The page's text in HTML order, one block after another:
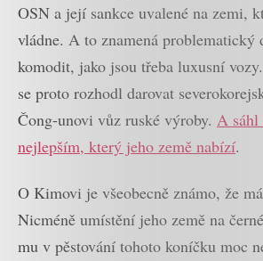
OSN a její sankce uvalené na zemi,
vládne. A to znamená problematický
komodit, jako jsou třeba luxusní
se proto rozhodl darovat
Čong-unovi vůz ruské výroby. A sáhl
nejlepším, který jeho země nabízí.
O Kimovi je všeobecně známo, že
Nicméně umístění jeho země na
mu v pěstování tohoto koníčku moc